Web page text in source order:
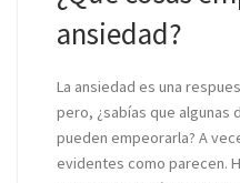
ansiedad?
La ansiedad es una
pero, ¿sabías que algunas
pueden empeorarla? A
evidentes como parecen.